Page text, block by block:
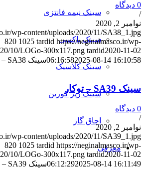
سینک نیمه فانتزی
سینک باکسی
سینک کلاسیک
سینک زیر کورین
اجاق گاز
معرفی
0 دیدگاه
/
نوامبر 2, 2020
wp-content/uploads/2020/11/SA38_1.jpg
820 1025 tardid https://neginalmasco.ir/wp-
10/LOGo-300x117.png tardid2020-11-02
06:16:582025-08-14 16:10:58 سینک SA38 – توکار
سینک SA39 – توکار
0 دیدگاه
/
نوامبر 2, 2020
wp-content/uploads/2020/11/SA39_1.jpg
820 1025 tardid https://neginalmasco.ir/wp-
10/LOGo-300x117.png tardid2020-11-02
06:12:292025-08-14 16:11:49 سینک SA39 – توکار